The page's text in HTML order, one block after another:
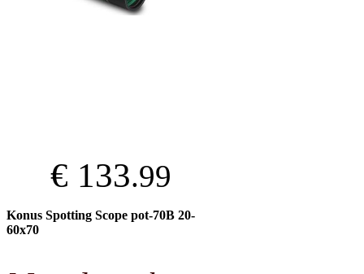
€ 133.99
Konus Spotting Scope pot-70B 20-
60x70